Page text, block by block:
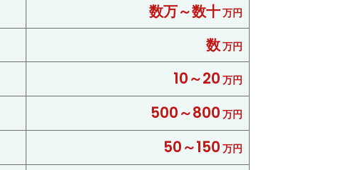
数万～数十万円
数万円
10～20 万円
500～800 万円
50～150 万円